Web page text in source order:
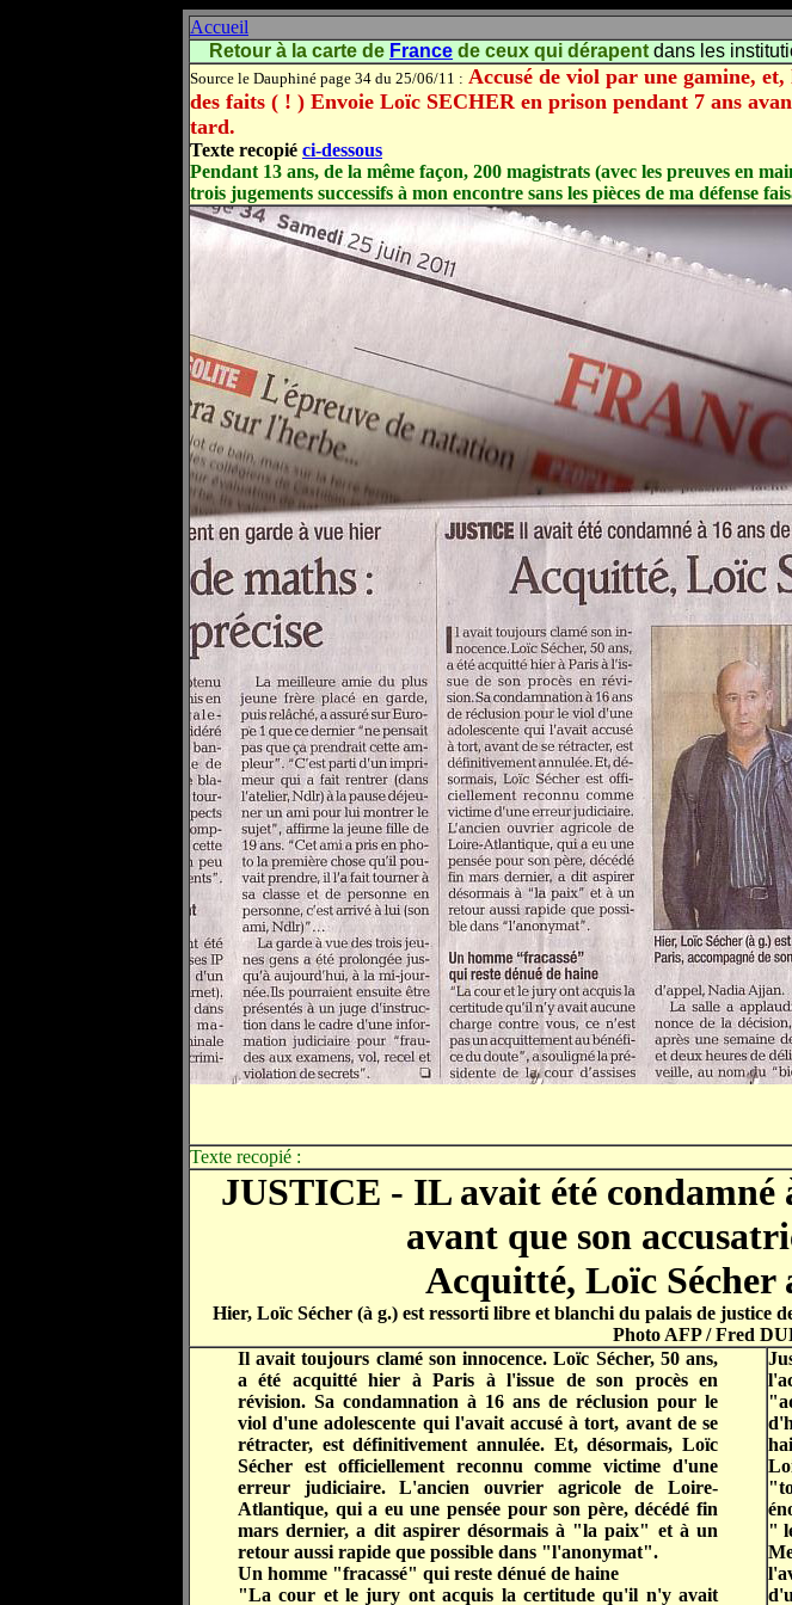
Accueil
Retour à la carte de France de ceux qui dérapent dans les
Source le Dauphiné page 34 du 25/06/11 : Accusé de viol par une gamine,
des faits ( ! ) Envoie Loïc SECHER en prison pendant 7 ans
tard.
Texte recopié ci-dessous
Pendant 13 ans, de la même façon, 200 magistrats (avec les preuves en
trois jugements successifs à mon encontre sans les pièces de ma défense
Texte recopié :
JUSTICE - IL avait été condamné
avant que son
Acquitté, Loïc Sécher
Hier, Loïc Sécher (à g.) est ressorti libre et blanchi du palais de justice
Photo AFP / Fred
Il avait toujours clamé son innocence. Loïc Sécher, 50 ans,
a été acquitté hier à Paris à l'issue de son procès en
révision. Sa condamnation à 16 ans de réclusion pour le
viol d'une adolescente qui l'avait accusé à tort, avant de se
rétracter, est définitivement annulée. Et, désormais, Loïc
Sécher est officiellement reconnu comme victime d'une
erreur judiciaire. L'ancien ouvrier agricole de Loire-
Atlantique, qui a eu une pensée pour son père, décédé fin
mars dernier, a dit aspirer désormais à "la paix" et à un
retour aussi rapide que possible dans "l'anonymat".
Un homme "fracassé" qui reste dénué de haine
"La cour et le jury ont acquis la certitude qu'il n'y avait
"